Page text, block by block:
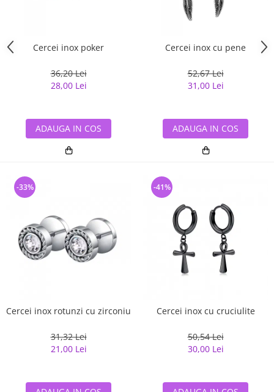
Cercei inox poker
36,20 Lei
28,00 Lei
ADAUGA IN COS
Cercei inox cu pene
52,67 Lei
31,00 Lei
ADAUGA IN COS
Cercei inox rotunzi cu zirconiu
31,32 Lei
21,00 Lei
-33%
Cercei inox cu cruciulite
50,54 Lei
30,00 Lei
-41%